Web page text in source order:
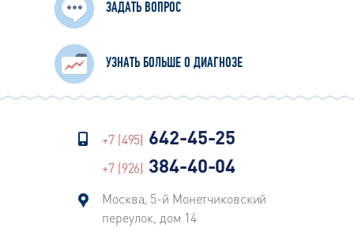
ЗАДАТЬ ВОПРОС
УЗНАТЬ БОЛЬШЕ О ДИАГНОЗЕ
+7 (495) 642-45-25
+7 (926) 384-40-04
Москва, 5-й Монетчиковский
переулок, дом 14